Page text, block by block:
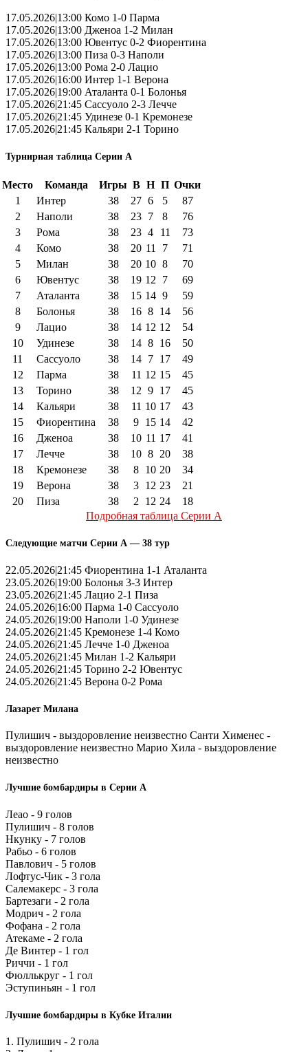
17.05.2026|13:00 Комо 1-0 Парма
17.05.2026|13:00 Дженоа 1-2 Милан
17.05.2026|13:00 Ювентус 0-2 Фиорентина
17.05.2026|13:00 Пиза 0-3 Наполи
17.05.2026|13:00 Рома 2-0 Лацио
17.05.2026|16:00 Интер 1-1 Верона
17.05.2026|19:00 Аталанта 0-1 Болонья
17.05.2026|21:45 Сассуоло 2-3 Лечче
17.05.2026|21:45 Удинезе 0-1 Кремонезе
17.05.2026|21:45 Кальяри 2-1 Торино
Турнирная таблица Серии А
Место Команда Игры В Н П Очки
1
Интер 38 27 6 5
87
2
Наполи 38 23 7 8
76
3
Рома 38 23 4 11
73
4
Комо 38 20 11 7
71
5
Милан 38 20 10 8
70
6
Ювентус 38 19 12 7
69
7
Аталанта 38 15 14 9
59
8
Болонья 38 16 8 14
56
9
Лацио 38 14 12 12
54
10
Удинезе 38 14 8 16
50
11
Сассуоло 38 14 7 17
49
12
Парма 38 11 12 15
45
13
Торино 38 12 9 17
45
14
Кальяри 38 11 10 17
43
15
Фиорентина 38 9 15 14
42
16
Дженоа 38 10 11 17
41
17
Лечче 38 10 8 20
38
18
Кремонезе 38 8 10 20
34
19
Верона 38 3 12 23
21
20
Пиза 38 2 12 24
18
Подробная таблица Серии А
Следующие матчи Серии А — 38 тур
22.05.2026|21:45 Фиорентина 1-1 Аталанта
23.05.2026|19:00 Болонья 3-3 Интер
23.05.2026|21:45 Лацио 2-1 Пиза
24.05.2026|16:00 Парма 1-0 Сассуоло
24.05.2026|19:00 Наполи 1-0 Удинезе
24.05.2026|21:45 Кремонезе 1-4 Комо
24.05.2026|21:45 Лечче 1-0 Дженоа
24.05.2026|21:45 Милан 1-2 Кальяри
24.05.2026|21:45 Торино 2-2 Ювентус
24.05.2026|21:45 Верона 0-2 Рома
Лазарет Милана
Пулишич - выздоровление неизвестно Санти Хименес -
выздоровление неизвестно Марио Хила - выздоровление
неизвестно
Лучшие бомбардиры в Серии А
Леао - 9 голов
Пулишич - 8 голов
Нкунку - 7 голов
Рабьо - 6 голов
Павлович - 5 голов
Лофтус-Чик - 3 гола
Салемакерс - 3 гола
Бартезаги - 2 гола
Модрич - 2 гола
Фофана - 2 гола
Атекаме - 2 гола
Де Винтер - 1 гол
Риччи - 1 гол
Фюллькруг - 1 гол
Эступиньян - 1 гол
Лучшие бомбардиры в Кубке Италии
1. Пулишич - 2 гола